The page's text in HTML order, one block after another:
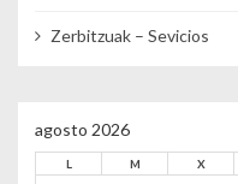
Zerbitzuak – Sevicios
agosto 2026
L M X